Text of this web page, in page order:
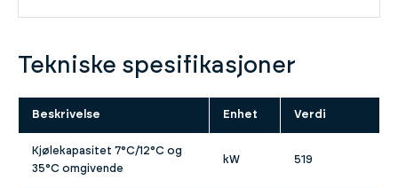
Tekniske spesifikasjoner
Beskrivelse Enhet Verdi
Kjølekapasitet 7°C/12°C og
35°C omgivende
kW 519